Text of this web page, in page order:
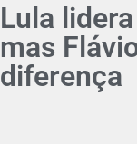
Lula
mas
diferença